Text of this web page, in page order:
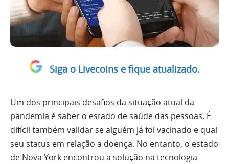
Siga o Livecoins e fique atualizado.
Um dos principais desafios da situação atual da
pandemia é saber o estado de saúde das pessoas. É
difícil também validar se alguém já foi vacinado e qual
seu status em relação a doença. No entanto, o estado
de Nova York encontrou a solução na tecnologia